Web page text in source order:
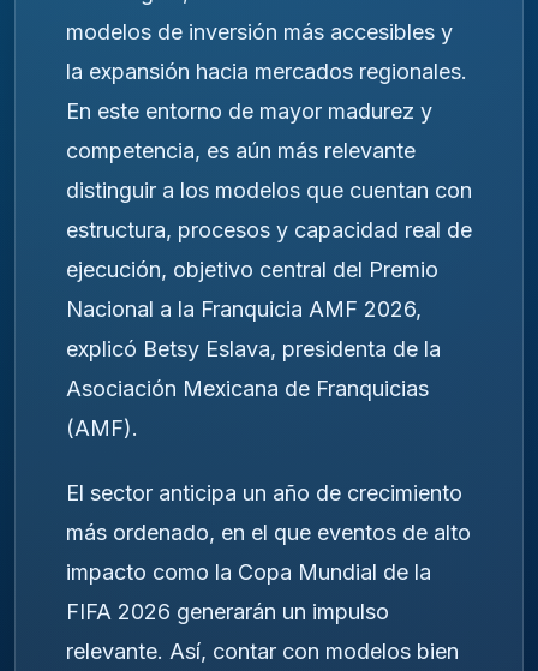
modelos de inversión más accesibles y
la expansión hacia mercados regionales.
En este entorno de mayor madurez y
competencia, es aún más relevante
distinguir a los modelos que cuentan con
estructura, procesos y capacidad real de
ejecución, objetivo central del Premio
Nacional a la Franquicia AMF 2026,
explicó Betsy Eslava, presidenta de la
Asociación Mexicana de Franquicias
(AMF).
El sector anticipa un año de crecimiento
más ordenado, en el que eventos de alto
impacto como la Copa Mundial de la
FIFA 2026 generarán un impulso
relevante. Así, contar con modelos bien